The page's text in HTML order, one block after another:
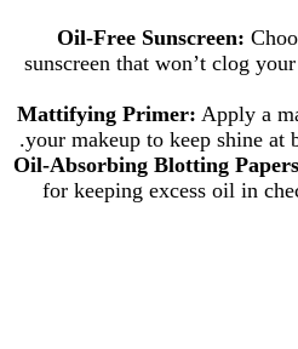
Oil-Free Sunscreen:
sunscreen that won’t clog
Mattifying Primer: Apply a
your makeup to keep shine at
Oil-Absorbing Blotting
for keeping excess oil in